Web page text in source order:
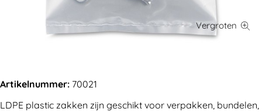
Artikelnummer: 70021
LDPE plastic zakken zijn geschikt voor verpakken, bundelen,